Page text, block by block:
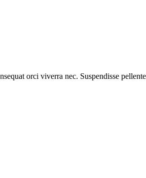
orci viverra nec. Suspendisse